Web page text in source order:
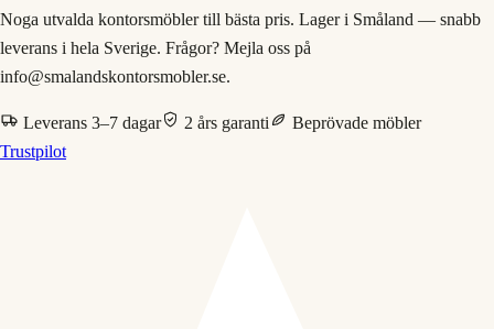
Noga utvalda kontorsmöbler till bästa pris. Lager i Småland — snabb
leverans i hela Sverige. Frågor? Mejla oss på
info@smalandskontorsmobler.se.
Leverans 3–7 dagar 2 års garanti
Beprövade möbler
Trustpilot